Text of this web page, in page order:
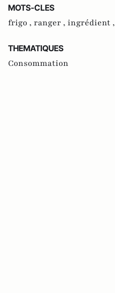
MOTS-CLES
frigo , ranger , ingrédient ,
THEMATIQUES
Consommation